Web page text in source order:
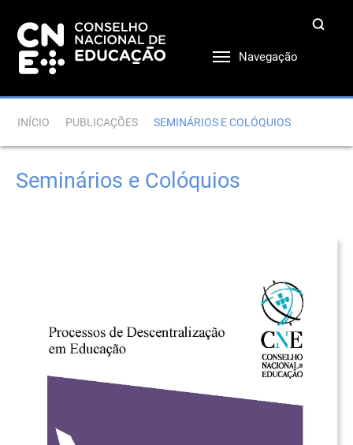
Navegação
INÍCIO PUBLICAÇÕES SEMINÁRIOS E COLÓQUIOS
Seminários e Colóquios